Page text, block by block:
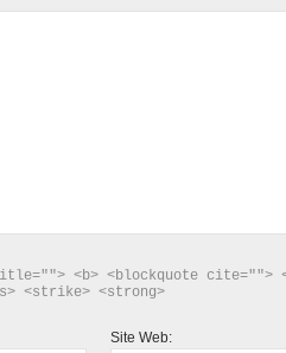
<b> <blockquote cite="">
<strike> <strong>
Site Web: